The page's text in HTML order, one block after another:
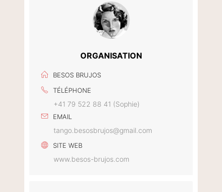
ORGANISATION
BESOS BRUJOS
TÉLÉPHONE
+41 79 522 88 41 (Sophie)
EMAIL
tango.besosbrujos@gmail.com
SITE WEB
www.besos-brujos.com